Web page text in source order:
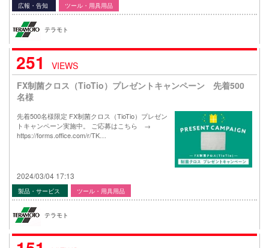
広報・告知 ツール・用具用品
テラモト
251
VIEWS
FX制菌クロス（TioTio）プレゼントキャンペーン 先着500
名様
先着500名様限定 FX制菌クロス（TioTio）プレゼン
トキャンペーン実施中。 ご応募はこちら →
https://forms.office.com/r/TK…
2024/03/04 17:13
製品・サービス ツール・用具用品
テラモト